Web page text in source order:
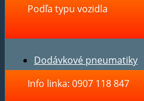
Podľa typu vozidla
Dodávkové pneumatiky
Info linka: 0907 118 847